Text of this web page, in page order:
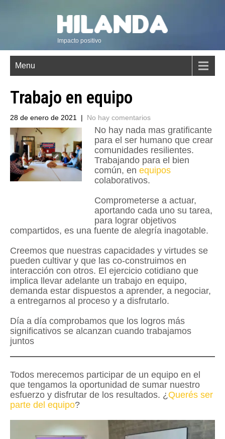
Impacto positivo
Menu
Trabajo en equipo
28 de enero de 2021 | No hay comentarios
No hay nada mas gratificante
para el ser humano que crear
comunidades resilientes.
Trabajando para el bien
común, en equipos
colaborativos.
Comprometerse a actuar,
aportando cada uno su tarea,
para lograr objetivos
compartidos, es una fuente de alegría inagotable.
Creemos que nuestras capacidades y virtudes se
pueden cultivar y que las co-construimos en
interacción con otros. El ejercicio cotidiano que
implica llevar adelante un trabajo en equipo,
demanda estar dispuestos a aprender, a negociar,
a entregarnos al proceso y a disfrutarlo.
Día a día comprobamos que los logros más
significativos se alcanzan cuando trabajamos
juntos
Todos merecemos participar de un equipo en el
que tengamos la oportunidad de sumar nuestro
esfuerzo y disfrutar de los resultados. ¿ Querés ser
parte del equipo?